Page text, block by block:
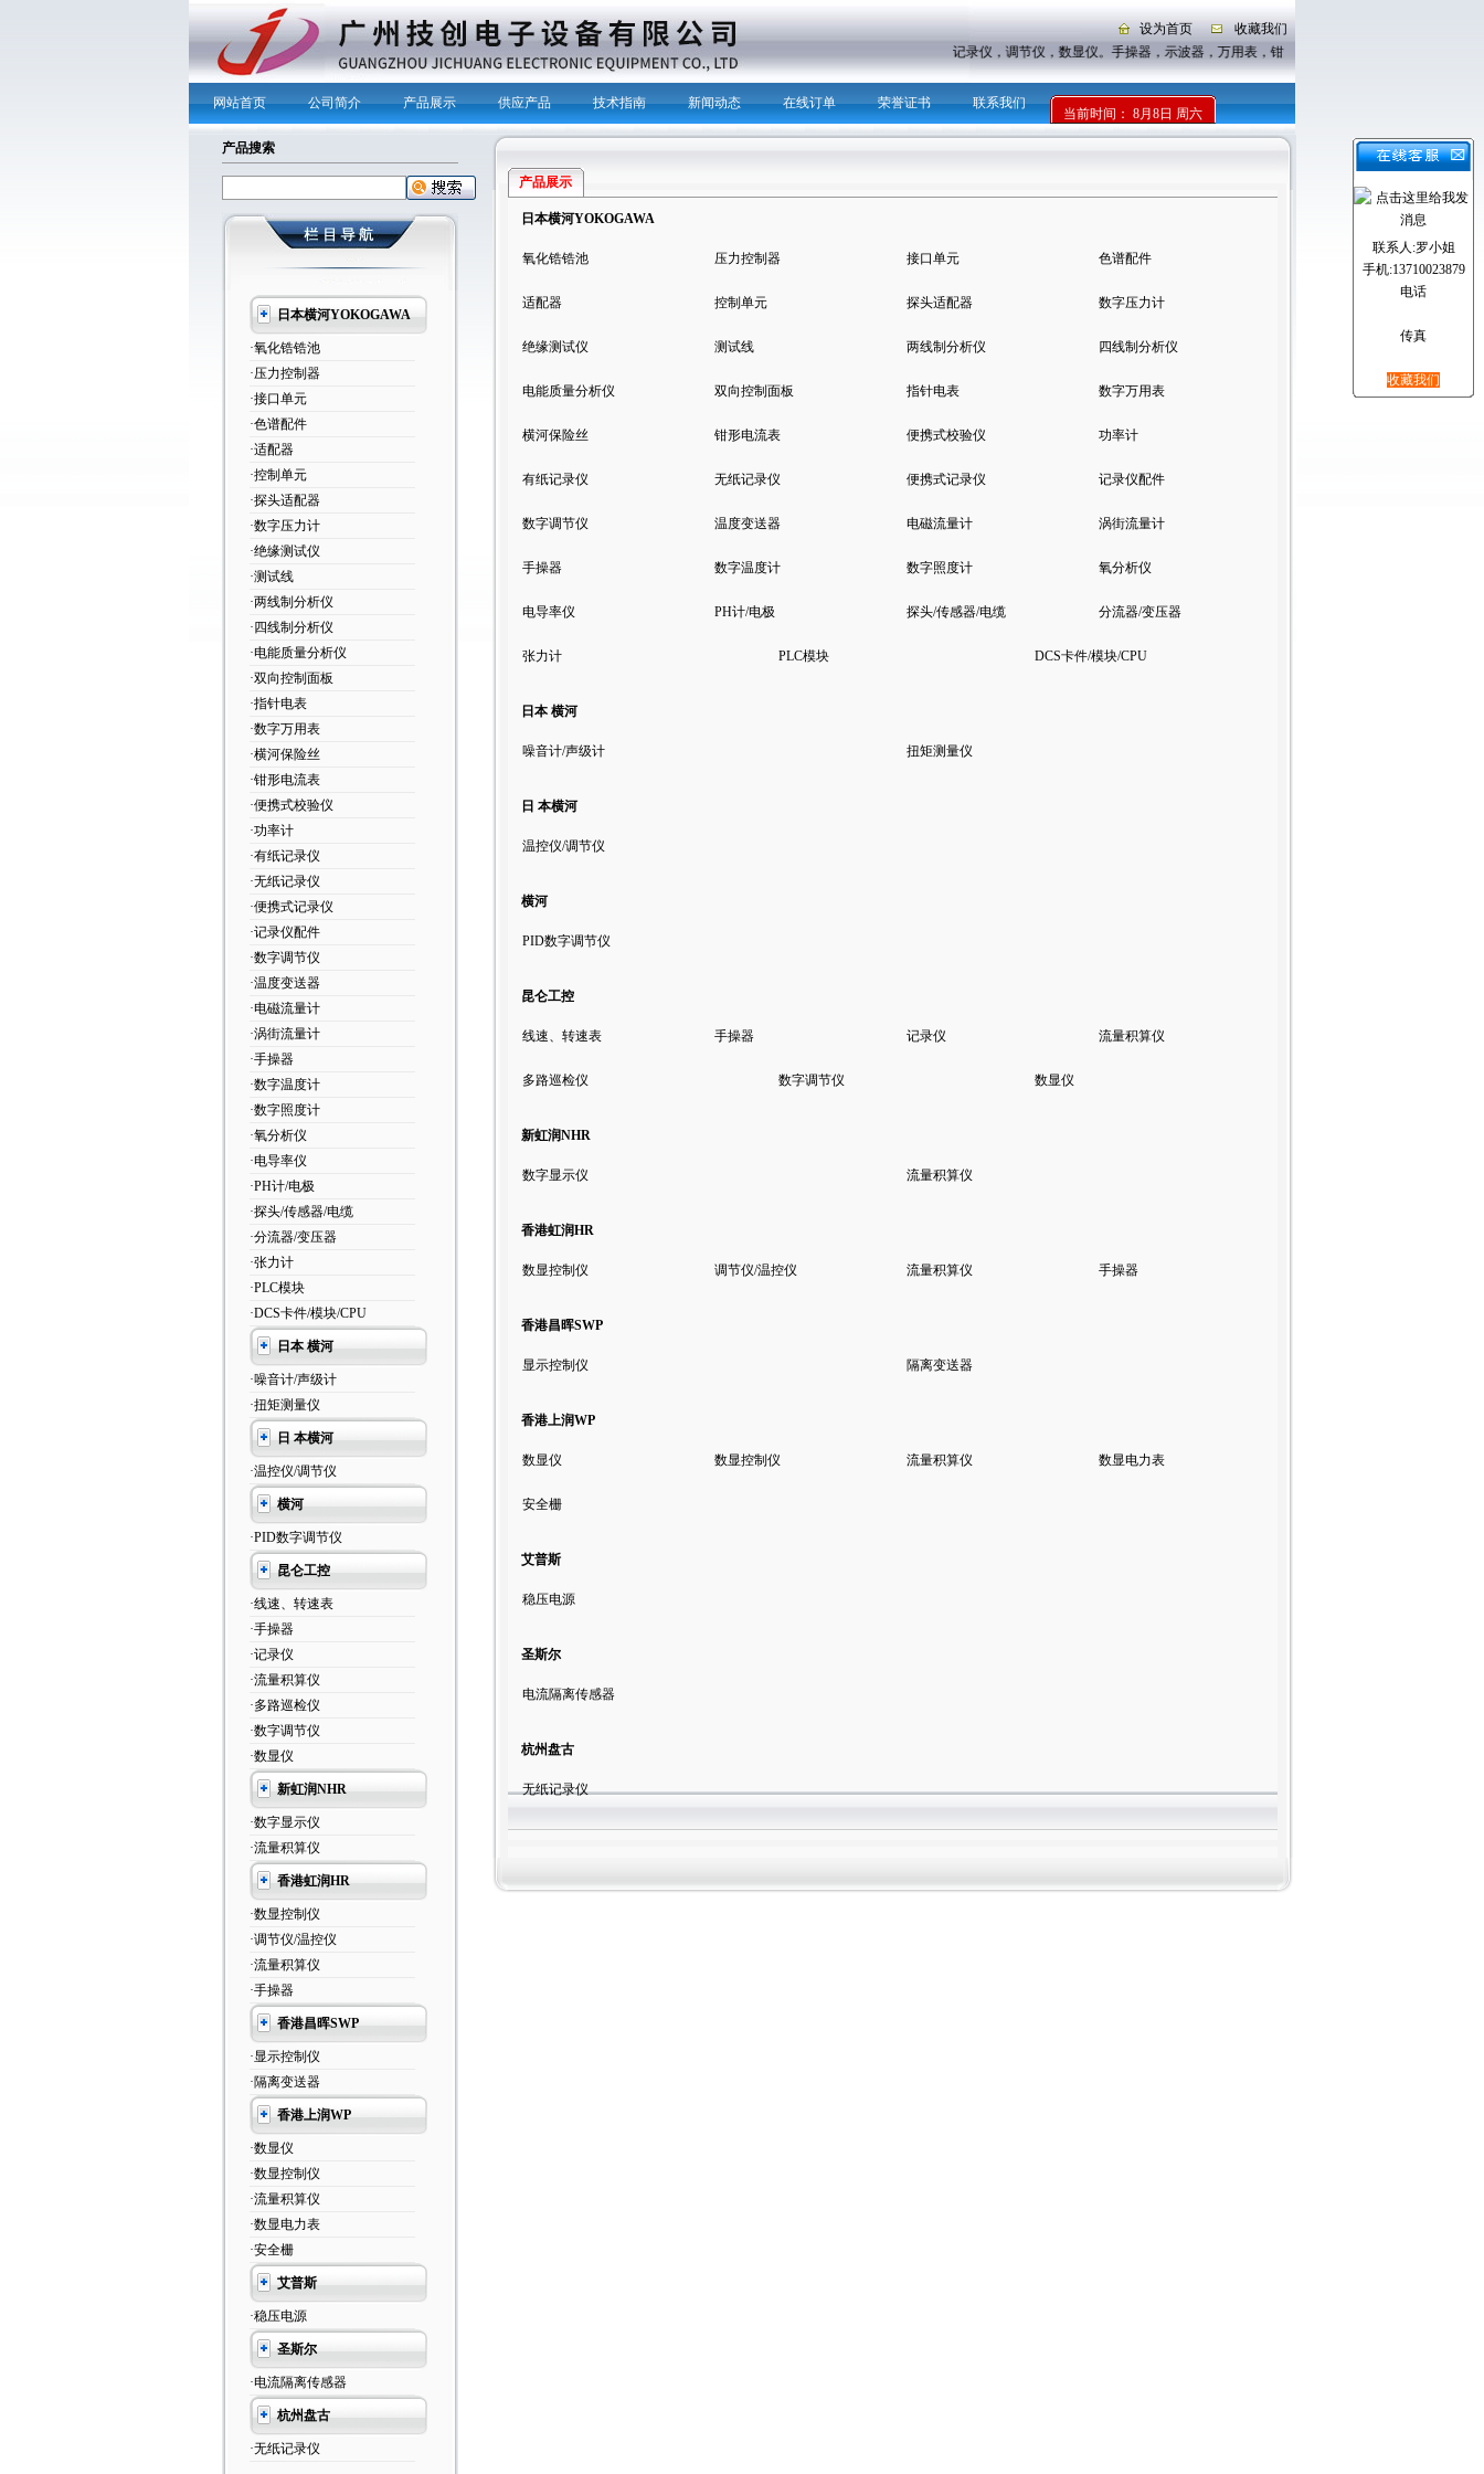
设为首页
收藏我们
主营产品：记录仪，调节仪，数显仪。手操器，示波器，万用表，钳形表
网站首页 公司简介 产品展示 供应产品 技术指南 新闻动态 在线订单 荣誉证书 联系我们
当前时间： 8月8日 周六
产品搜索
日本横河YOKOGAWA
·氧化锆锆池
·压力控制器
·接口单元
·色谱配件
·适配器
·控制单元
·探头适配器
·数字压力计
·绝缘测试仪
·测试线
·两线制分析仪
·四线制分析仪
·电能质量分析仪
·双向控制面板
·指针电表
·数字万用表
·横河保险丝
·钳形电流表
·便携式校验仪
·功率计
·有纸记录仪
·无纸记录仪
·便携式记录仪
·记录仪配件
·数字调节仪
·温度变送器
·电磁流量计
·涡街流量计
·手操器
·数字温度计
·数字照度计
·氧分析仪
·电导率仪
·PH计/电极
·探头/传感器/电缆
·分流器/变压器
·张力计
·PLC模块
·DCS卡件/模块/CPU
日本 横河
·噪音计/声级计
·扭矩测量仪
日 本横河
·温控仪/调节仪
横河
·PID数字调节仪
昆仑工控
·线速、转速表
·手操器
·记录仪
·流量积算仪
·多路巡检仪
·数字调节仪
·数显仪
新虹润NHR
·数字显示仪
·流量积算仪
香港虹润HR
·数显控制仪
·调节仪/温控仪
·流量积算仪
·手操器
香港昌晖SWP
·显示控制仪
·隔离变送器
香港上润WP
·数显仪
·数显控制仪
·流量积算仪
·数显电力表
·安全栅
艾普斯
·稳压电源
圣斯尔
·电流隔离传感器
杭州盘古
·无纸记录仪
产品展示
日本横河YOKOGAWA
氧化锆锆池 压力控制器 接口单元 色谱配件
适配器 控制单元 探头适配器 数字压力计
绝缘测试仪 测试线 两线制分析仪 四线制分析仪
电能质量分析仪 双向控制面板 指针电表 数字万用表
横河保险丝 钳形电流表 便携式校验仪 功率计
有纸记录仪 无纸记录仪 便携式记录仪 记录仪配件
数字调节仪 温度变送器 电磁流量计 涡街流量计
手操器 数字温度计 数字照度计 氧分析仪
电导率仪 PH计/电极 探头/传感器/电缆 分流器/变压器
张力计 PLC模块 DCS卡件/模块/CPU
日本 横河
噪音计/声级计 扭矩测量仪
日 本横河
温控仪/调节仪
横河
PID数字调节仪
昆仑工控
线速、转速表 手操器 记录仪 流量积算仪
多路巡检仪 数字调节仪 数显仪
新虹润NHR
数字显示仪 流量积算仪
香港虹润HR
数显控制仪 调节仪/温控仪 流量积算仪 手操器
香港昌晖SWP
显示控制仪 隔离变送器
香港上润WP
数显仪 数显控制仪 流量积算仪 数显电力表
安全栅
艾普斯
稳压电源
圣斯尔
电流隔离传感器
杭州盘古
无纸记录仪
联系人:罗小姐
手机:13710023879
电话
传真
收藏我们